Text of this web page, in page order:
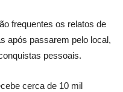
frequentes os relatos de
após passarem pelo local,
pessoais.
cerca de 10 mil